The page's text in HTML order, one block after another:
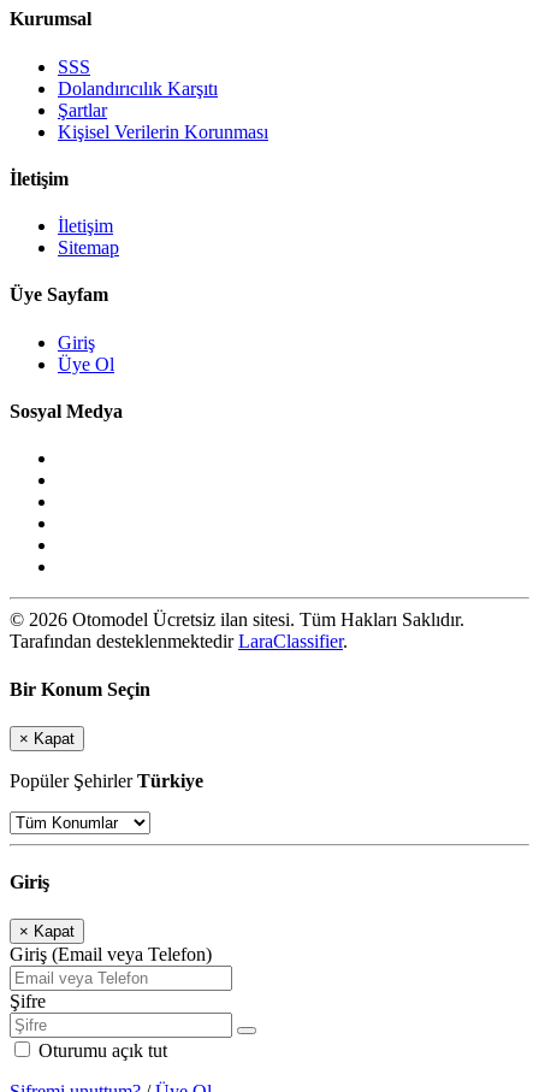
Kurumsal
SSS
Dolandırıcılık Karşıtı
Şartlar
Kişisel Verilerin Korunması
İletişim
İletişim
Sitemap
Üye Sayfam
Giriş
Üye Ol
Sosyal Medya
© 2026 Otomodel Ücretsiz ilan sitesi. Tüm Hakları Saklıdır.
Tarafından desteklenmektedirLaraClassifier.
Bir Konum Seçin
× Kapat
Popüler ŞehirlerTürkiye
Giriş
× Kapat
Giriş (Email veya Telefon)
Şifre
Oturumu açık tut